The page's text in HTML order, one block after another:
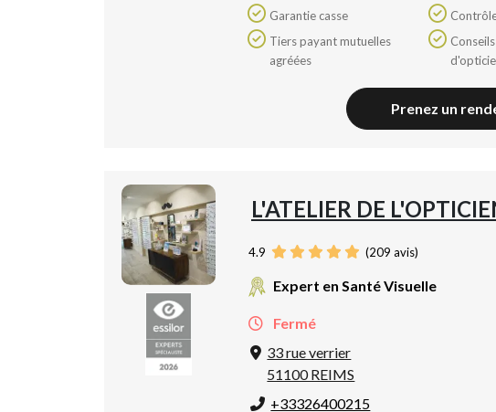
Garantie casse
agréées
Prenez un
L'ATELIER DE
4.9 (209 avis)
Expert en Santé Visuelle
Fermé
33 rue verrier
51100 REIMS
+33326400215